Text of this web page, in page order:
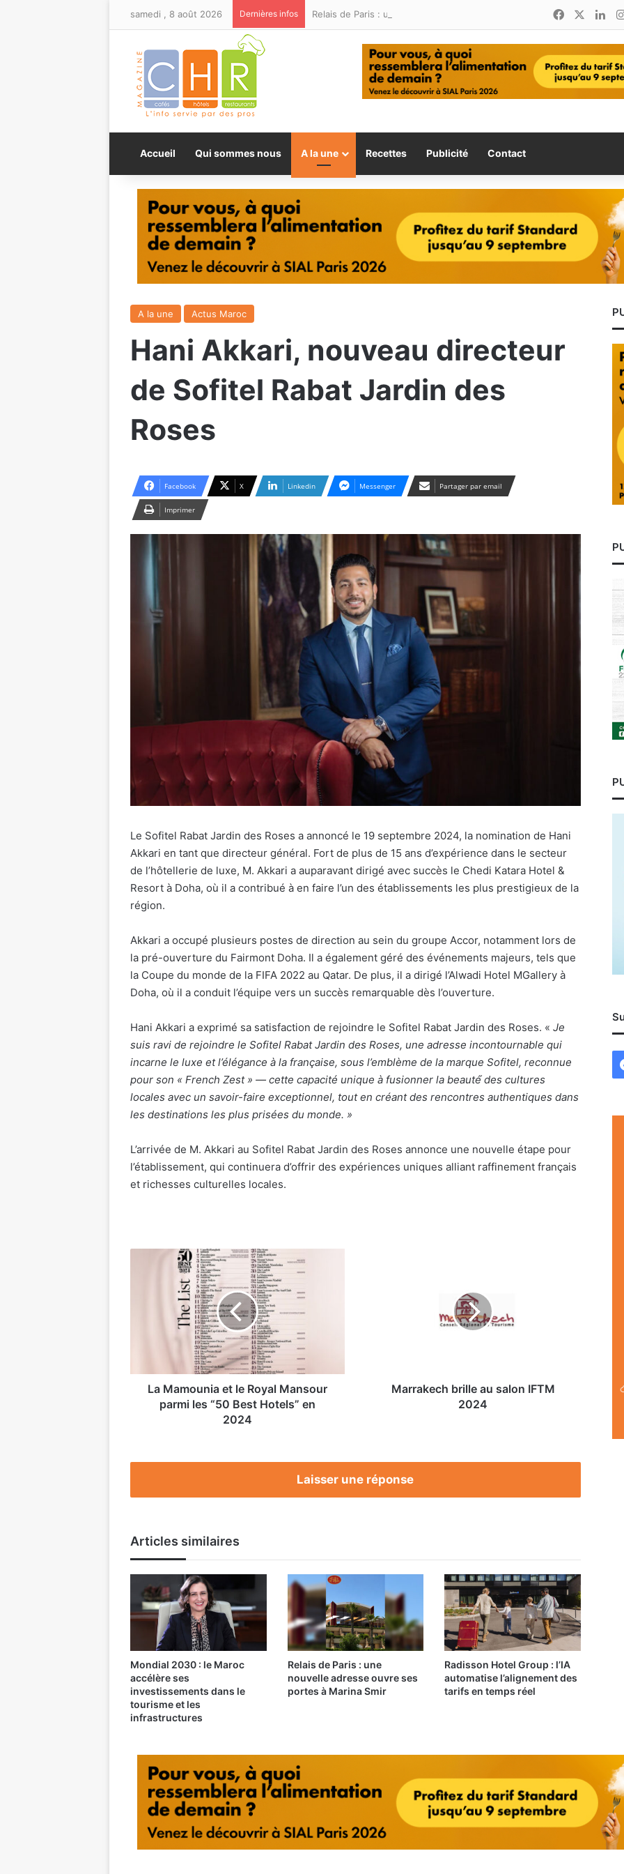
samedi , 8 août 2026 Dernières infos Facebook
Accueil Qui sommes nous A la une Recettes Publicité Contact
A la une Actus Maroc
Hani Akkari, nouveau directeur
de Sofitel Rabat Jardin des
Roses
Facebook X Linkedin Messenger Partager par email
Imprimer
Le Sofitel Rabat Jardin des Roses a annoncé le 19 septembre 2024, la nomination de Hani
Akkari en tant que directeur général. Fort de plus de 15 ans d’expérience dans le secteur
de l’hôtellerie de luxe, M. Akkari a auparavant dirigé avec succès le Chedi Katara Hotel &
Resort à Doha, où il a contribué à en faire l’un des établissements les plus prestigieux de la
région.
Akkari a occupé plusieurs postes de direction au sein du groupe Accor, notamment lors de
la pré-ouverture du Fairmont Doha. Il a également géré des événements majeurs, tels que
la Coupe du monde de la FIFA 2022 au Qatar. De plus, il a dirigé l’Alwadi Hotel MGallery à
Doha, où il a conduit l’équipe vers un succès remarquable dès l’ouverture.
Hani Akkari a exprimé sa satisfaction de rejoindre le Sofitel Rabat Jardin des Roses. « Je
suis ravi de rejoindre le Sofitel Rabat Jardin des Roses, une adresse incontournable qui
incarne le luxe et l’élégance à la française, sous l’emblème de la marque Sofitel, reconnue
pour son « French Zest » — cette capacité unique à fusionner la beauté́ des cultures
locales avec un savoir-faire exceptionnel, tout en créant des rencontres authentiques dans
les destinations les plus prisées du monde. »
L’arrivée de M. Akkari au Sofitel Rabat Jardin des Roses annonce une nouvelle étape pour
l’établissement, qui continuera d’offrir des expériences uniques alliant raffinement français
et richesses culturelles locales.
“50
Best
Hotels”
La Mamounia et le Royal Mansour
parmi les “50 Best Hotels” en
2024
Marrakech brille au salon IFTM
2024
Laisser une réponse
Articles similaires
Mondial 2030 : le Maroc
accélère ses
investissements dans le
tourisme et les
infrastructures
Relais de Paris : une
nouvelle adresse ouvre ses
portes à Marina Smir
Radisson Hotel Group : l’IA
automatise l’alignement des
tarifs en temps réel